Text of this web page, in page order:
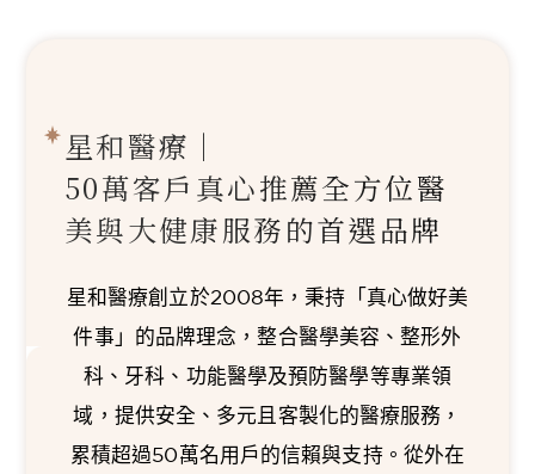
星和醫療｜
50萬客戶真心推薦全方位醫
美與大健康服務的首選品牌
星和醫療創立於2008年，秉持「真心做好美
件事」的品牌理念，整合醫學美容、整形外
科、牙科、功能醫學及預防醫學等專業領
域，提供安全、多元且客製化的醫療服務，
累積超過50萬名用戶的信賴與支持。從外在